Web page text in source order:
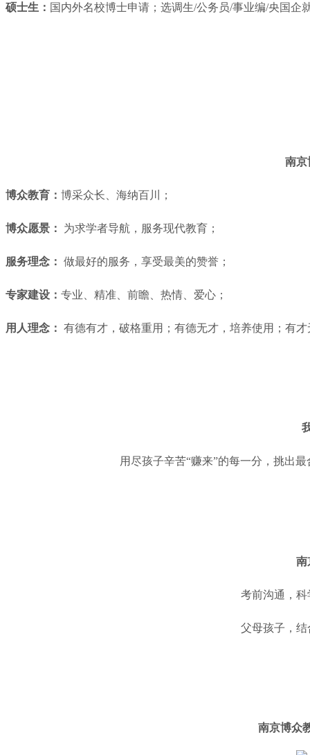
硕士生： 国内外名校博士申请；选调生/公务员/事业编/央国企
南京
博众教育： 博采众长、海纳百川；
博众愿景： 为求学者导航，服务现代教育；
服务理念： 做最好的服务，享受最美的赞誉；
专家建设： 专业、精准、前瞻、热情、爱心；
用人理念： 有德有才，破格重用；有德无才，培养使用；有
用尽孩子辛苦“赚来”的每一分，挑出
南
考前沟通，
父母孩子，
南京博众